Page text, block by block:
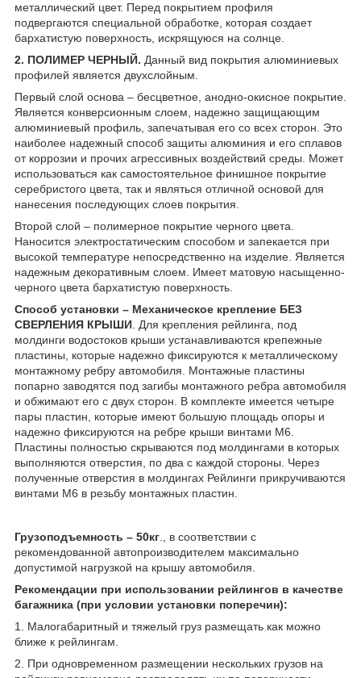
металлический цвет. Перед покрытием профиля
подвергаются специальной обработке, которая создает
бархатистую поверхность, искрящуюся на солнце.
2. ПОЛИМЕР ЧЕРНЫЙ. Данный вид покрытия алюминиевых
профилей является двухслойным.
Первый слой основа – бесцветное, анодно-окисное покрытие.
Является конверсионным слоем, надежно защищающим
алюминиевый профиль, запечатывая его со всех сторон. Это
наиболее надежный способ защиты алюминия и его сплавов
от коррозии и прочих агрессивных воздействий среды. Может
использоваться как самостоятельное финишное покрытие
серебристого цвета, так и являться отличной основой для
нанесения последующих слоев покрытия.
Второй слой – полимерное покрытие черного цвета.
Наносится электростатическим способом и запекается при
высокой температуре непосредственно на изделие. Является
надежным декоративным слоем. Имеет матовую насыщенно-
черного цвета бархатистую поверхность.
Способ установки – Механическое крепление БЕЗ
СВЕРЛЕНИЯ КРЫШИ. Для крепления рейлинга, под
молдинги водостоков крыши устанавливаются крепежные
пластины, которые надежно фиксируются к металлическому
монтажному ребру автомобиля. Монтажные пластины
попарно заводятся под загибы монтажного ребра автомобиля
и обжимают его с двух сторон. В комплекте имеется четыре
пары пластин, которые имеют большую площадь опоры и
надежно фиксируются на ребре крыши винтами М6.
Пластины полностью скрываются под молдингами в которых
выполняются отверстия, по два с каждой стороны. Через
полученные отверстия в молдингах Рейлинги прикручиваются
винтами М6 в резьбу монтажных пластин.
Грузоподъемность – 50кг., в соответствии с
рекомендованной автопроизводителем максимально
допустимой нагрузкой на крышу автомобиля.
Рекомендации при использовании рейлингов в качестве
багажника (при условии установки поперечин):
1. Малогабаритный и тяжелый груз размещать как можно
ближе к рейлингам.
2. При одновременном размещении нескольких грузов на